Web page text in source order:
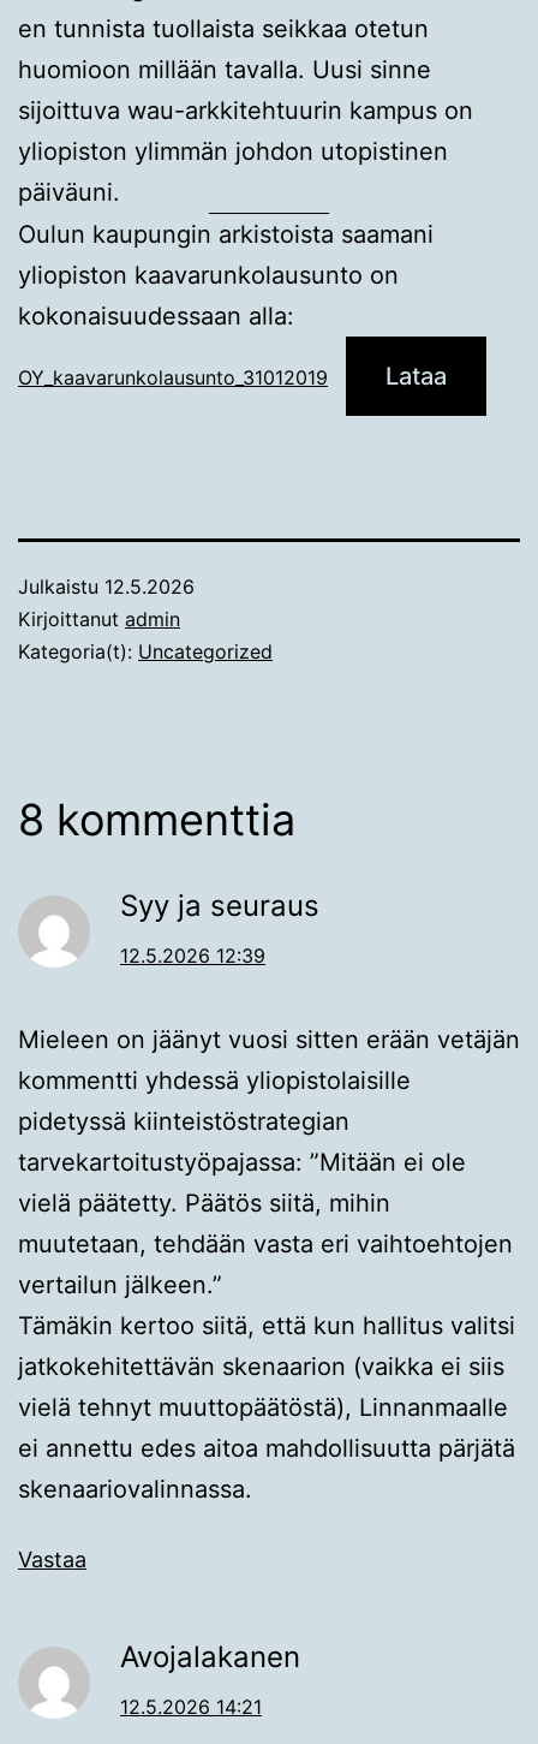
en tunnista tuollaista seikkaa otetun
huomioon millään tavalla. Uusi sinne
sijoittuva wau-arkkitehtuurin kampus on
yliopiston ylimmän johdon utopistinen
päiväuni.
Oulun kaupungin arkistoista saamani
yliopiston kaavarunkolausunto on
kokonaisuudessaan alla:
OY_kaavarunkolausunto_31012019 Lataa
Julkaistu 12.5.2026
Kirjoittanut admin
Kategoria(t): Uncategorized
8 kommenttia
Syy ja seuraus
12.5.2026 12:39
Mieleen on jäänyt vuosi sitten erään vetäjän
kommentti yhdessä yliopistolaisille
pidetyssä kiinteistöstrategian
tarvekartoitustyöpajassa: ”Mitään ei ole
vielä päätetty. Päätös siitä, mihin
muutetaan, tehdään vasta eri vaihtoehtojen
vertailun jälkeen.”
Tämäkin kertoo siitä, että kun hallitus valitsi
jatkokehitettävän skenaarion (vaikka ei siis
vielä tehnyt muuttopäätöstä), Linnanmaalle
ei annettu edes aitoa mahdollisuutta pärjätä
skenaariovalinnassa.
Vastaa
Avojalakanen
12.5.2026 14:21